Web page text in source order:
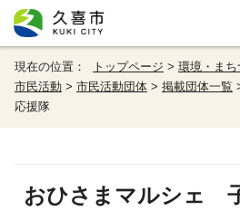
現在の位置： トップページ > 環境・まち
市民活動 > 市民活動団体 > 掲載団体一覧
応援隊
おひさまマルシェ